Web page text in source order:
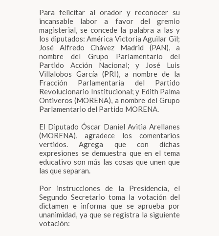
Para felicitar al orador y reconocer su
incansable labor a favor del gremio
magisterial, se concede la palabra a las y
los diputados: América Victoria Aguilar Gil;
José Alfredo Chávez Madrid (PAN), a
nombre del Grupo Parlamentario del
Partido Acción Nacional; y José Luis
Villalobos García (PRI), a nombre de la
Fracción Parlamentaria del Partido
Revolucionario Institucional; y Edith Palma
Ontiveros (MORENA), a nombre del Grupo
Parlamentario del Partido MORENA.
El Diputado Óscar Daniel Avitia Arellanes
(MORENA), agradece los comentarios
vertidos. Agrega que con dichas
expresiones se demuestra que en el tema
educativo son más las cosas que unen que
las que separan.
Por instrucciones de la Presidencia, el
Segundo Secretario toma la votación del
dictamen e informa que se aprueba por
unanimidad, ya que se registra la siguiente
votación: